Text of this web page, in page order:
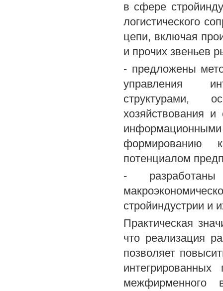
в сфере
логистического
цепи, включая
и прочих звеньев
- предложены
управления
структурами,
хозяйствования
формированию
потенциалом
-
стройиндустрии и
Практическая
что реализация
позволяет
межфирменного